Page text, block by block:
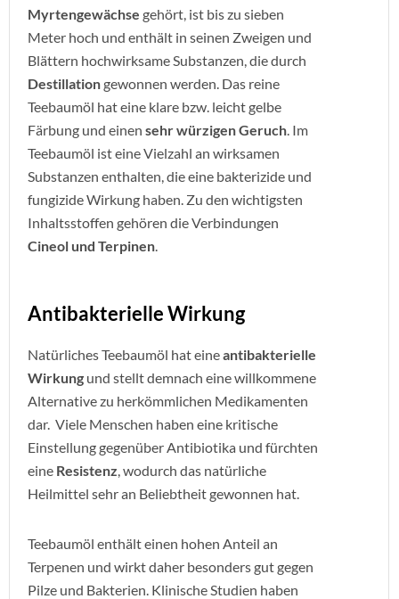
Myrtengewächse gehört, ist bis zu sieben
Meter hoch und enthält in seinen Zweigen und
Blättern hochwirksame Substanzen, die durch
Destillationgewonnen werden. Das reine
Teebaumöl hat eine klare bzw. leicht gelbe
Färbung und einen sehr würzigen Geruch. Im
Teebaumöl ist eine Vielzahl an wirksamen
Substanzen enthalten, die eine bakterizide und
fungizide Wirkung haben. Zu den wichtigsten
Inhaltsstoffen gehören die Verbindungen
Cineol und Terpinen.
Antibakterielle Wirkung
Natürliches Teebaumöl hat eineantibakterielle
Wirkung und stellt demnach eine willkommene
Alternative zu herkömmlichen Medikamenten
dar. Viele Menschen haben eine kritische
Einstellung gegenüber Antibiotika und fürchten
eine Resistenz, wodurch das natürliche
Heilmittel sehr an Beliebtheit gewonnen hat.
Teebaumöl enthält einen hohen Anteil an
Terpenen und wirkt daher besonders gut gegen
Pilze und Bakterien. Klinische Studien haben